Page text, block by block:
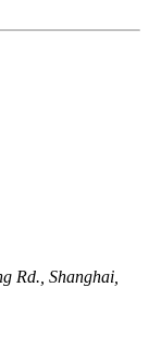
Rd., Shanghai,